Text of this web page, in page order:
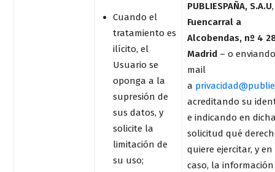
PUBLIESPAÑA, S.A.U
Fuencarral a
Alcobendas, nº 4
Madrid – o
mail
a
acreditando su
e indicando en
solicitud qué
quiere ejercitar, y en
caso, la información
Cuando el
tratamiento es
ilícito, el
Usuario se
oponga a la
supresión de
sus datos, y
solicite la
limitación de
su uso;